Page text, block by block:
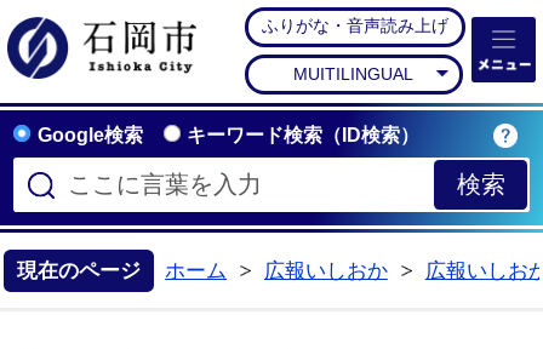
石岡市公式ホームペー
ふりがな・音声読み上げ
MUITILINGUAL
Google検索 キーワード検索（ID検索）
現在のページ ホーム
広報いしおか
広報いしお